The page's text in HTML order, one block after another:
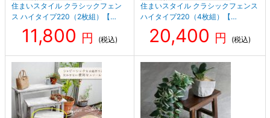
住まいスタイル クラシックフェン
ス ハイタイプ220（2枚組）【…
11,800 円 (税込)
住まいスタイル クラシックフェンス
ハイタイプ220（4枚組）【…
20,400 円 (税込)